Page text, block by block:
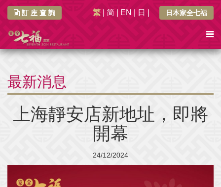
日本家全七福
繁 简 EN 日
訂 座 查 詢
最新消息
上海靜安店新地址，即將
開幕
24/12/2024